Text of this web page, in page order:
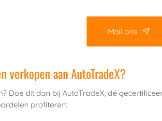
Mail ons
verkopen aan AutoTradeX?
Doe dit dan bij AutoTradeX, dé
profiteren: